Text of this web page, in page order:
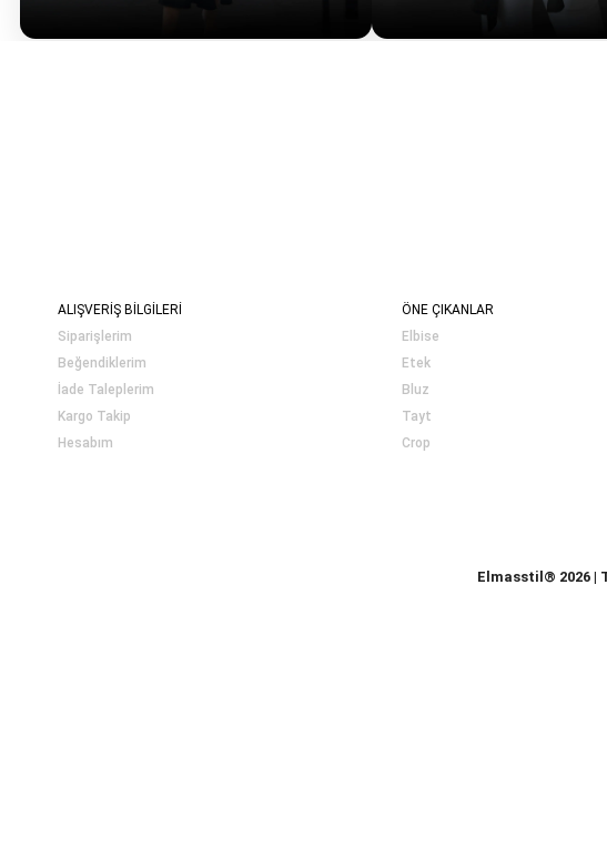
ALIŞVERİŞ BİLGİLERİ
Siparişlerim
Beğendiklerim
İade Taleplerim
Kargo Takip
Hesabım
ÖNE ÇIKANLAR
Elbise
Etek
Bluz
Tayt
Crop
Elmasstil® 2026 |